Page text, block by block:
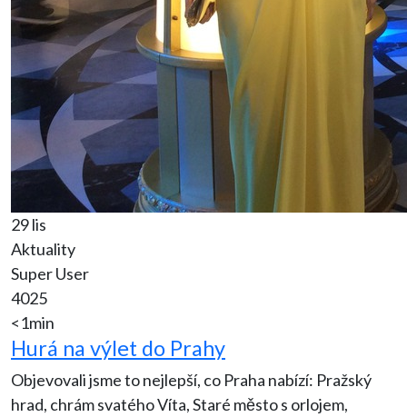
29 lis
Aktuality
Super User
4025
<1min
Hurá na výlet do Prahy
Objevovali jsme to nejlepší, co Praha nabízí: Pražský
hrad, chrám svatého Víta, Staré město s orlojem,